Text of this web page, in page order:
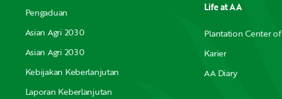
Pengaduan
Asian Agri 2030
Asian Agri 2030
Kebijakan Keberlanjutan
Laporan Keberlanjutan
Life at AA
Plantation Center
Karier
AA Diary